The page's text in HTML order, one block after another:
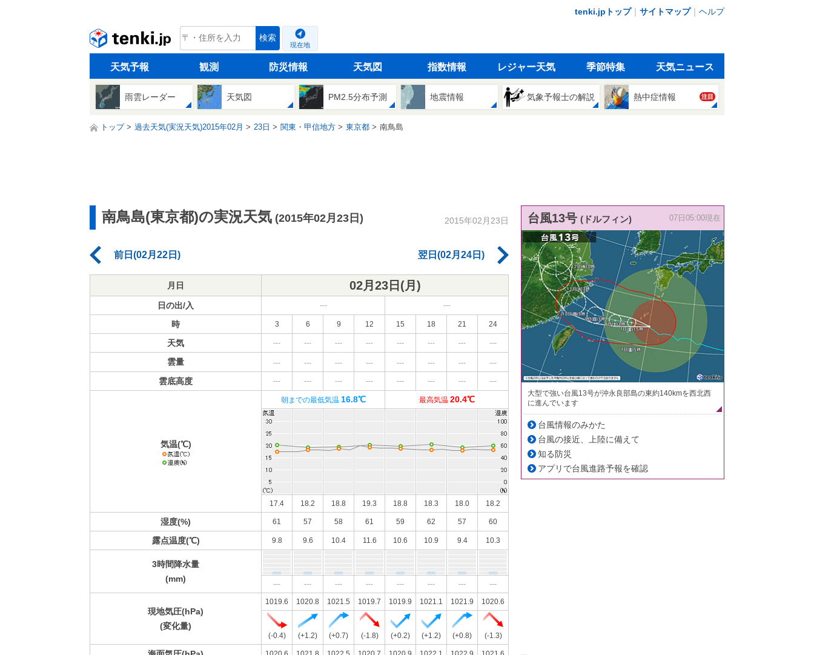
tenki.jpトップ｜ サイトマップ｜ ヘルプ
tenki.jp 検索
現在地
天気予報 観測 防災情報 天気図 指数情報 レジャー天気 季節特集 天気ニュース
雨雲レーダー 天気図 PM2.5分布予測 地震情報 気象予報士の解説 熱中症情報 注目
トップ 過去天気(実況天気)2015年02月 23日 関東・甲信地方 東京都 南鳥島
南鳥島(東京都)の実況天気 (2015年02月23日) 2015年02月23日
前日(02月22日) 翌日(02月24日)
月日 02月23日(月 )
日の出/入 --- ---
時 3 6 9 12 15 18 21 24
天気 --- --- --- --- --- --- --- ---
雲量 --- --- --- --- --- --- --- ---
雲底高度 --- --- --- --- --- --- --- ---
気温(℃)
朝までの最低気温 16.8℃ 最高気温 20.4℃
17.4 18.2 18.8 19.3 18.8 18.3 18.0 18.2
湿度(%) 61 57 58 61 59 62 57 60
露点温度(℃) 9.8 9.6 10.4 11.6 10.6 10.9 9.4 10.3
3時間降水量
(mm)
--- --- --- --- --- --- --- ---
現地気圧(hPa)
(変化量)
1019.6 1020.8 1021.5 1019.7 1019.9 1021.1 1021.9 1020.6
(-0.4) (+1.2) (+0.7) (-1.8) (+0.2) (+1.2) (+0.8) (-1.3)
台風13号 (ドルフィン) 07日05:00現在
大型で強い台風13号が沖永良部島の東約140kmを西北西
に進んでいます
台風情報のみかた
台風の接近、上陸に備えて
知る防災
アプリで台風進路予報を確認